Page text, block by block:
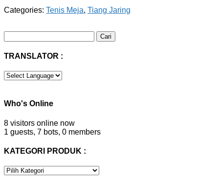
Categories: Tenis Meja, Tiang Jaring
untuk:
TRANSLATOR :
Who's Online
8 visitors online now
1 guests, 7 bots, 0 members
KATEGORI PRODUK :
KATEGORI